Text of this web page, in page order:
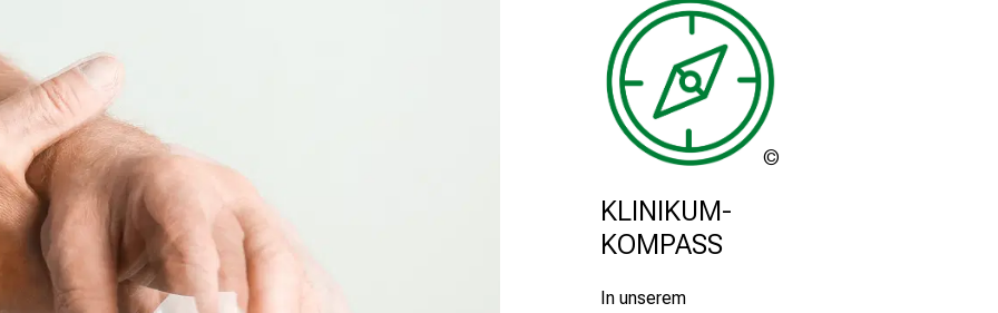
KLINIKUM-
KOMPASS
In unserem